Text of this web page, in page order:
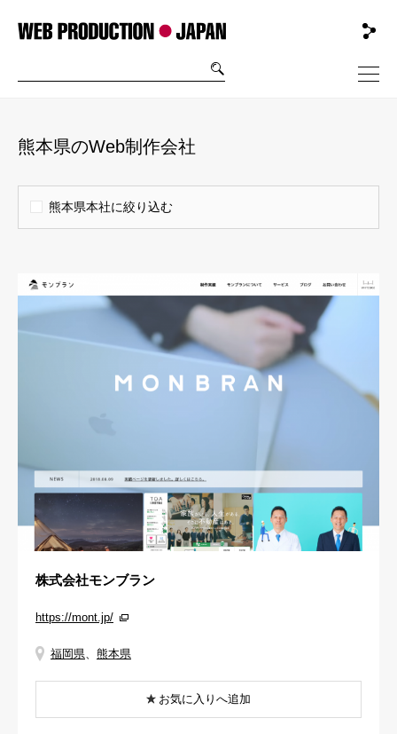
熊本県のWeb制作会社
熊本県本社に絞り込む
株式会社モンブラン
https://mont.jp/
福岡県 熊本県
お気に入りへ追加